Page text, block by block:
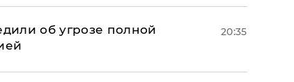
об угрозе полной
20:35